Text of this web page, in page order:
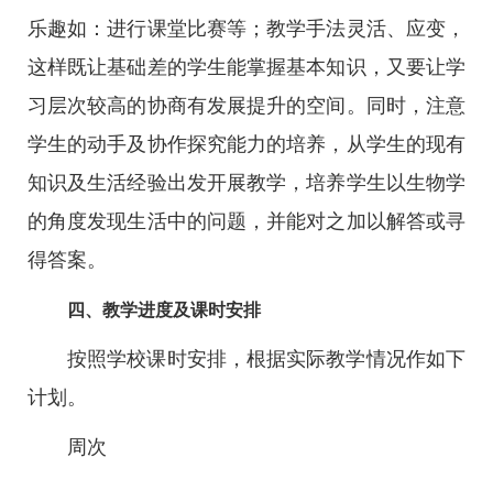
乐趣如：进行课堂比赛等；教学手法灵活、应变，
这样既让基础差的学生能掌握基本知识，又要让学
习层次较高的协商有发展提升的空间。同时，注意
学生的动手及协作探究能力的培养，从学生的现有
知识及生活经验出发开展教学，培养学生以生物学
的角度发现生活中的问题，并能对之加以解答或寻
得答案。
四、教学进度及课时安排
按照学校课时安排，根据实际教学情况作如下
计划。
周次